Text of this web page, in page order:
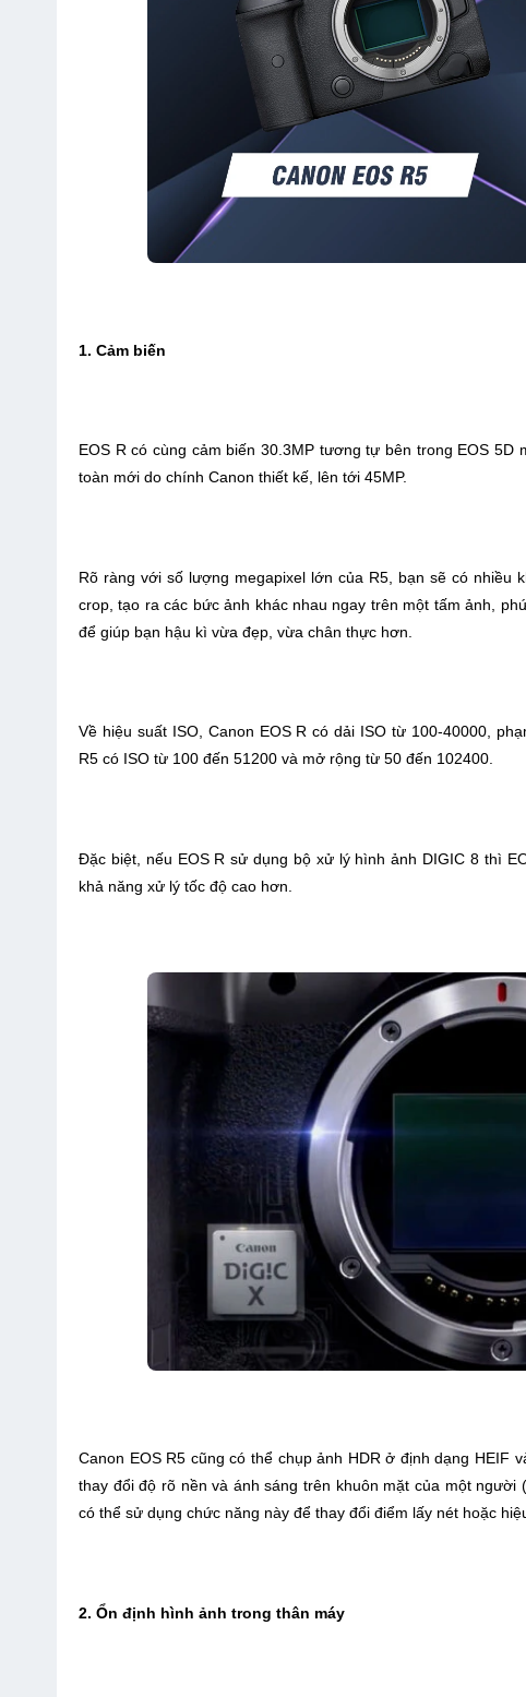
1. Cảm biến
EOS R có cùng cảm biến 30.3MP tương tự bên trong EOS 5D
toàn mới do chính Canon thiết kế, lên tới 45MP.
Rõ ràng với số lượng megapixel lớn của R5, bạn sẽ có
crop, tạo ra các bức ảnh khác nhau ngay trên một tấm ảnh,
để giúp bạn hậu kì vừa đẹp, vừa chân thực hơn.
Về hiệu suất ISO, Canon EOS R có dải ISO từ 100-40000,
R5 có ISO từ 100 đến 51200 và mở rộng từ 50 đến 102400.
Đặc biệt, nếu EOS R sử dụng bộ xử lý hình ảnh DIGIC 8 thì
khả năng xử lý tốc độ cao hơn.
Canon EOS R5 cũng có thể chụp ảnh HDR ở định dạng HEIF
thay đổi độ rõ nền và ánh sáng trên khuôn mặt của một
có thể sử dụng chức năng này để thay đổi điểm lấy nét hoặc
2. Ổn định hình ảnh trong thân máy